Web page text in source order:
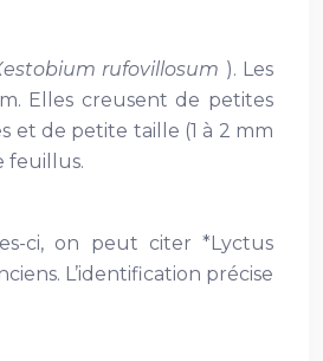
rufovillosum ). Les
Elles creusent de petites
et de petite taille (1 à 2 mm
feuillus.
ci, on peut citer *Lyctus
L’identification précise